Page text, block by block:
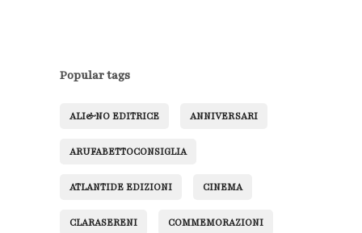
Popular tags
ALI&NO EDITRICE ANNIVERSARI
ARUFABETTOCONSIGLIA
ATLANTIDE EDIZIONI CINEMA
CLARASERENI COMMEMORAZIONI